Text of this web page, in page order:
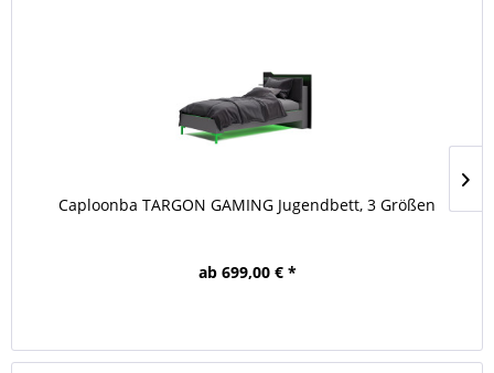
Caploonba TARGON GAMING Jugendbett, 3 Größen
ab 699,00 € *